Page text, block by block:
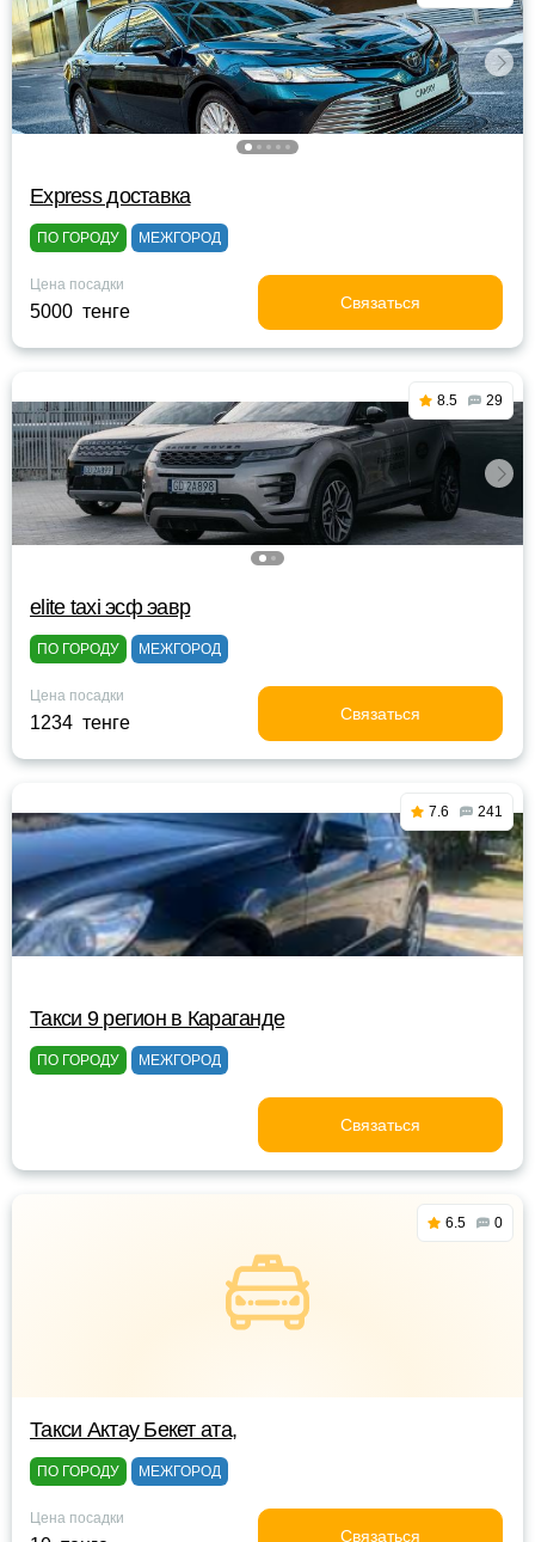
Express доставка
ПО ГОРОДУ МЕЖГОРОД
Цена посадки
5000 тенге Связаться
8.5 29
elite taxi эсф эавр
ПО ГОРОДУ МЕЖГОРОД
Цена посадки
1234 тенге Связаться
7.6 241
Такси 9 регион в Караганде
ПО ГОРОДУ МЕЖГОРОД
Связаться
6.5 0
Такси Актау Бекет ата,
ПО ГОРОДУ МЕЖГОРОД
Цена посадки
Связаться